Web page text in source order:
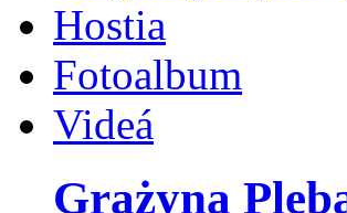
Hostia
Fotoalbum
Videá
Grażyna